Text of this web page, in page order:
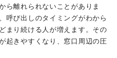
ら離れられないことがありま
呼び出しのタイミングがわから
まり続ける人が増えます。その
起きやすくなり、窓口周辺の圧